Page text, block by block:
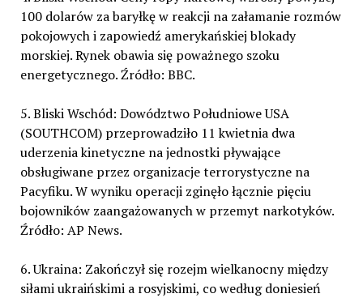
100 dolarów za baryłkę w reakcji na załamanie rozmów
pokojowych i zapowiedź amerykańskiej blokady
morskiej. Rynek obawia się poważnego szoku
energetycznego. Źródło: BBC.
5. Bliski Wschód: Dowództwo Południowe USA
(SOUTHCOM) przeprowadziło 11 kwietnia dwa
uderzenia kinetyczne na jednostki pływające
obsługiwane przez organizacje terrorystyczne na
Pacyfiku. W wyniku operacji zginęło łącznie pięciu
bojowników zaangażowanych w przemyt narkotyków.
Źródło: AP News.
6. Ukraina: Zakończył się rozejm wielkanocny między
siłami ukraińskimi a rosyjskimi, co według doniesień